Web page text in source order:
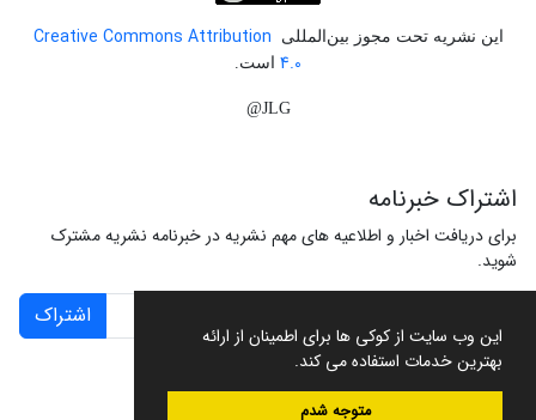
این وب سایت از کوکی ها برای اطمینان از ارائه
بهترین خدمات استفاده می کند.
متوجه شدم
این نشریه تحت مجوز بین‌المللی
Creative Commons Attribution
4.0 است.
JLG@
اشتراک خبرنامه
برای دریافت اخبار و اطلاعیه های مهم نشریه در خبرنامه نشریه مشترک
شوید.
اشتراک